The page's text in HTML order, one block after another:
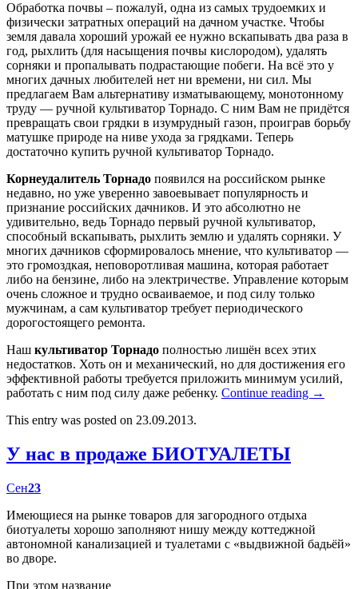
Обработка почвы – пожалуй, одна из самых трудоемких и
физически затратных операций на дачном участке. Чтобы
земля давала хороший урожай ее нужно вскапывать два раза в
год, рыхлить (для насыщения почвы кислородом), удалять
сорняки и пропалывать подрастающие побеги. На всё это у
многих дачных любителей нет ни времени, ни сил. Мы
предлагаем Вам альтернативу изматывающему, монотонному
труду — ручной культиватор Торнадо. С ним Вам не придётся
превращать свои грядки в изумрудный газон, проиграв борьбу
матушке природе на ниве ухода за грядками. Теперь
достаточно купить ручной культиватор Торнадо.
Корнеудалитель Торнадо появился на российском рынке
недавно, но уже уверенно завоевывает популярность и
признание российских дачников. И это абсолютно не
удивительно, ведь Торнадо первый ручной культиватор,
способный вскапывать, рыхлить землю и удалять сорняки. У
многих дачников сформировалось мнение, что культиватор —
это громоздкая, неповоротливая машина, которая работает
либо на бензине, либо на электричестве. Управление которым
очень сложное и трудно осваиваемое, и под силу только
мужчинам, а сам культиватор требует периодического
дорогостоящего ремонта.
Наш культиватор Торнадо полностью лишён всех этих
недостатков. Хоть он и механический, но для достижения его
эффективной работы требуется приложить минимум усилий,
работать с ним под силу даже ребенку. Continue reading →
This entry was posted on 23.09.2013.
У нас в продаже БИОТУАЛЕТЫ
Сен23
Имеющиеся на рынке товаров для загородного отдыха
биотуалеты хорошо заполняют нишу между коттеджной
автономной канализацией и туалетами с «выдвижной бадьёй»
во дворе.
При этом название